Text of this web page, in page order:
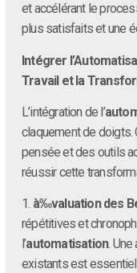
et accélérant le
plus satisfaits et une
Intégrer
Travail et la
L’intégration de l’
claquement de
pensée et des outils
réussir cette
1. à‰valuation des
répétitives et
l’automatisation.
existants est